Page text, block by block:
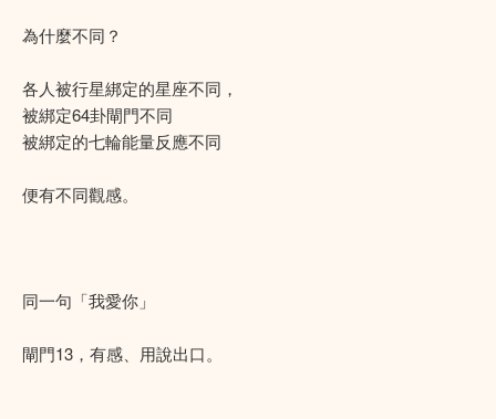
為什麼不同？
各人被行星綁定的星座不同，
被綁定64卦閘門不同
被綁定的七輪能量反應不同
便有不同觀感。
同一句「我愛你」
閘門13，有感、用說出口。